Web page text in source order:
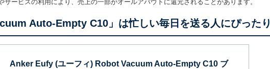
ービスの利用により、売上の一部がオールアバウトに還元されることがあります。
Auto-Empty C10」は忙しい毎日を送る人にぴったり
Anker Eufy (ユーフィ) Robot Vacuum Auto-Empty C10 ブ